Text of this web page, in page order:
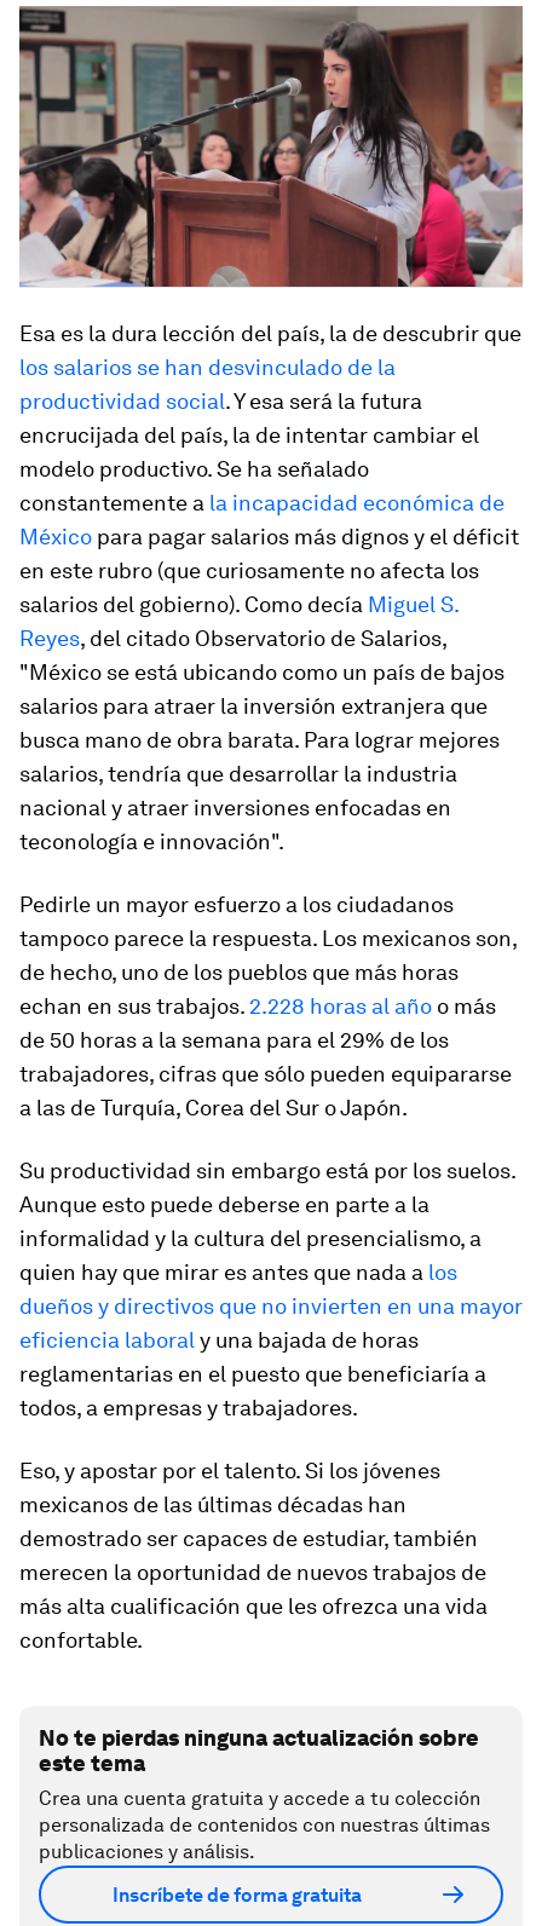
Esa es la dura lección del país, la de descubrir que
los salarios se han desvinculado de la
productividad social. Y esa será la futura
encrucijada del país, la de intentar cambiar el
modelo productivo. Se ha señalado
constantemente a la incapacidad económica de
México para pagar salarios más dignos y el déficit
en este rubro (que curiosamente no afecta los
salarios del gobierno). Como decía Miguel S.
Reyes, del citado Observatorio de Salarios,
"México se está ubicando como un país de bajos
salarios para atraer la inversión extranjera que
busca mano de obra barata. Para lograr mejores
salarios, tendría que desarrollar la industria
nacional y atraer inversiones enfocadas en
teconología e innovación".
Pedirle un mayor esfuerzo a los ciudadanos
tampoco parece la respuesta. Los mexicanos son,
de hecho, uno de los pueblos que más horas
echan en sus trabajos. 2.228 horas al año o más
de 50 horas a la semana para el 29% de los
trabajadores, cifras que sólo pueden equipararse
a las de Turquía, Corea del Sur o Japón.
Su productividad sin embargo está por los suelos.
Aunque esto puede deberse en parte a la
informalidad y la cultura del presencialismo, a
quien hay que mirar es antes que nada a los
dueños y directivos que no invierten en una mayor
eficiencia laboraly una bajada de horas
reglamentarias en el puesto que beneficiaría a
todos, a empresas y trabajadores.
Eso, y apostar por el talento. Si los jóvenes
mexicanos de las últimas décadas han
demostrado ser capaces de estudiar, también
merecen la oportunidad de nuevos trabajos de
más alta cualificación que les ofrezca una vida
confortable.
No te pierdas ninguna actualización sobre
este tema
Crea una cuenta gratuita y accede a tu colección
personalizada de contenidos con nuestras últimas
publicaciones y análisis.
Inscríbete de forma gratuita